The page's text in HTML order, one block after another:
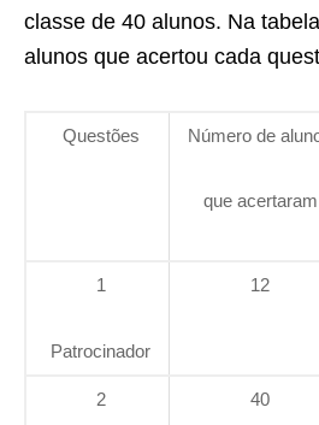
classe de 40 alunos. Na
alunos que acertou cada
Questões Número de
que acertaram
1
Patrocinador
12
2 40